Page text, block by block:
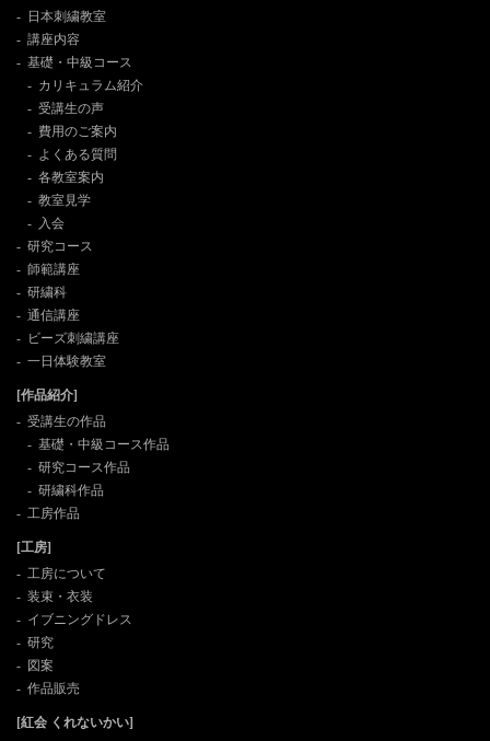
2023年7月28日
2023年2月15日
2022年12月15日
日本刺繍教室
講座内容
基礎・中級コース
カリキュラム紹介
受講生の声
費用のご案内
よくある質問
各教室案内
教室見学
入会
研究コース
師範講座
研繍科
通信講座
ビーズ刺繍講座
一日体験教室
[作品紹介]
受講生の作品
基礎・中級コース作品
研究コース作品
研繍科作品
工房作品
[工房]
工房について
装束・衣装
イブニングドレス
研究
図案
作品販売
[紅会 くれないかい]